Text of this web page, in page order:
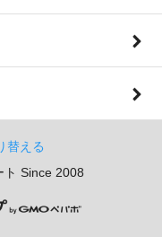
替える
Since 2008